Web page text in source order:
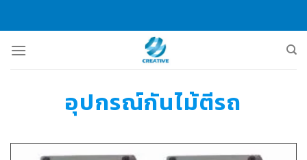
content
อุปกรณ์กันไม้ตีรถ